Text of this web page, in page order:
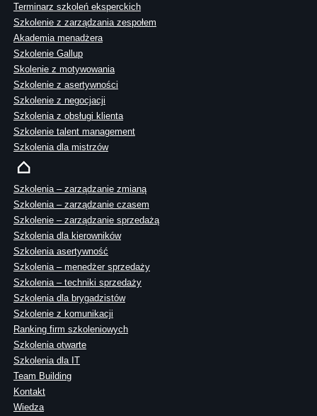
Terminarz szkoleń eksperckich
Szkolenie z zarządzania zespołem
Akademia menadżera
Szkolenie Gallup
Skolenie z motywowania
Szkolenie z asertywności
Szkolenie z negocjacji
Szkolenia z obsługi klienta
Szkolenie talent management
Szkolenia dla mistrzów
Szkolenia – zarządzanie zmianą
Szkolenia – zarządzanie czasem
Szkolenie – zarządzanie sprzedażą
Szkolenia dla kierowników
Szkolenia asertywność
Szkolenia – menedżer sprzedaży
Szkolenia – techniki sprzedaży
Szkolenia dla brygadzistów
Szkolenie z komunikacji
Ranking firm szkoleniowych
Szkolenia otwarte
Szkolenia dla IT
Team Building
Kontakt
Wiedza